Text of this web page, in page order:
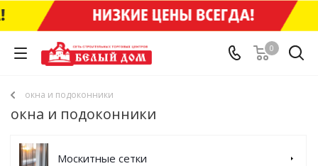
0
окна и подоконники
окна и подоконники
Москитные сетки